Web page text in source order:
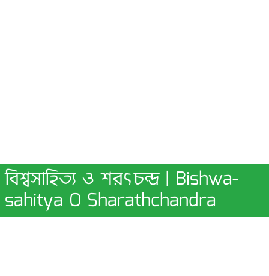
বিশ্বসাহিত্য ও শরৎচন্দ্র | Bishwa-
sahitya O Sharathchandra